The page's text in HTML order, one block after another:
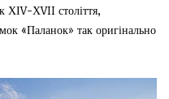
ХІV-ХVII століття,
«Паланок» так оригінально